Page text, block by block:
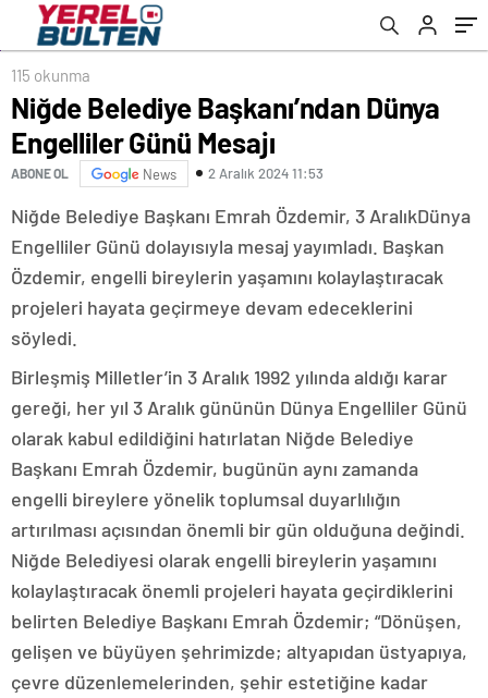
115 okunma
Niğde Belediye Başkanı’ndan Dünya
Engelliler Günü Mesajı
ABONE OL News 2 Aralık 2024 11:53
Niğde Belediye Başkanı Emrah Özdemir, 3 AralıkDünya
Engelliler Günü dolayısıyla mesaj yayımladı. Başkan
Özdemir, engelli bireylerin yaşamını kolaylaştıracak
projeleri hayata geçirmeye devam edeceklerini
söyledi.
Birleşmiş Milletler’in 3 Aralık 1992 yılında aldığı karar
gereği, her yıl 3 Aralık gününün Dünya Engelliler Günü
olarak kabul edildiğini hatırlatan Niğde Belediye
Başkanı Emrah Özdemir, bugünün aynı zamanda
engelli bireylere yönelik toplumsal duyarlılığın
artırılması açısından önemli bir gün olduğuna değindi.
Niğde Belediyesi olarak engelli bireylerin yaşamını
kolaylaştıracak önemli projeleri hayata geçirdiklerini
belirten Belediye Başkanı Emrah Özdemir; “Dönüşen,
gelişen ve büyüyen şehrimizde; altyapıdan üstyapıya,
çevre düzenlemelerinden, şehir estetiğine kadar